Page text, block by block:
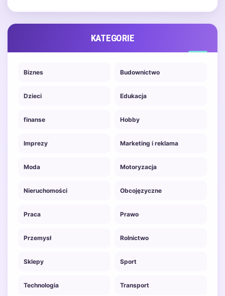
KATEGORIE
Biznes Budownictwo
Dzieci Edukacja
finanse Hobby
Imprezy Marketing i reklama
Moda Motoryzacja
Nieruchomości Obcojęzyczne
Praca Prawo
Przemysł Rolnictwo
Sklepy Sport
Technologia Transport